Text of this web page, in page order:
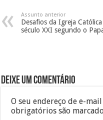
Assunto anterior
Desafios da Igreja
século XXI segundo o
Deixe um comentário
O seu endereço de e-
obrigatórios são